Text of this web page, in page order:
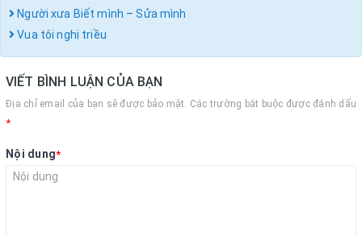
Người xưa Biết mình – Sửa mình
Vua tôi nghị triều
VIẾT BÌNH LUẬN CỦA BẠN
Địa chỉ email của bạn sẽ được bảo mật. Các trường bắt buộc được đánh dấu
*
Nội dung*